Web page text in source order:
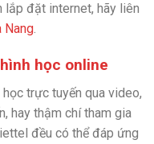
lắp đặt internet, hãy liên
Nang.
học online
trực tuyến qua video,
hay thậm chí tham gia
đều có thể đáp ứng